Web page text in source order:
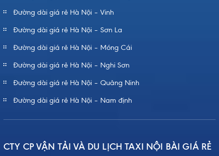
Đường dài giá rẻ Hà Nội – Vinh
Đường dài giá rẻ Hà Nội – Sơn La
Đường dài giá rẻ Hà Nội – Móng Cái
Đường dài giá rẻ Hà Nội – Nghi Sơn
Đường dài giá rẻ Hà Nội – Quảng Ninh
Đường dài giá rẻ Hà Nội – Nam định
CTY CP VẬN TẢI VÀ DU LỊCH TAXI NỘI BÀI GIÁ RẺ